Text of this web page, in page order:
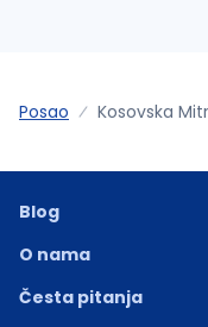
Posao Kosovska
Blog
O nama
Česta pitanja